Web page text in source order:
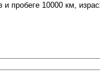
10000 км,